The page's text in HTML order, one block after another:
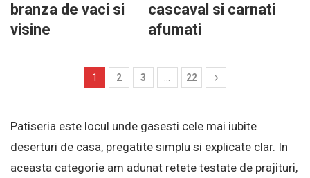
branza de vaci si
visine
cascaval si carnati
afumati
1 2 3 22
Patiseria este locul unde gasesti cele mai iubite
deserturi de casa, pregatite simplu si explicate clar. In
aceasta categorie am adunat retete testate de prajituri,